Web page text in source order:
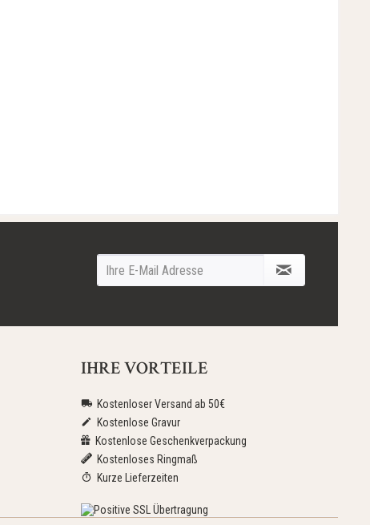
IHRE VORTEILE
Kostenloser Versand ab 50€
Kostenlose Gravur
Kostenlose Geschenkverpackung
Kostenloses Ringmaß
Kurze Lieferzeiten